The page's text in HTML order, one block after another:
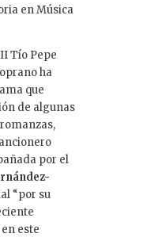
en Música
Tío Pepe
ha
que
de algunas
por el
“por su
este